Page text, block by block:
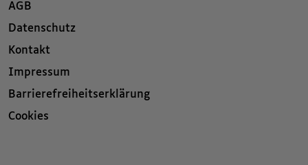
AGB
Datenschutz
Kontakt
Impressum
Barrierefreiheitserklärung
Cookies